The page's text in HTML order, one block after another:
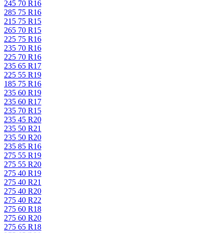
245 70 R16
285 75 R16
215 75 R15
265 70 R15
225 75 R16
235 70 R16
225 70 R16
235 65 R17
225 55 R19
185 75 R16
235 60 R19
235 60 R17
235 70 R15
235 45 R20
235 50 R21
235 50 R20
235 85 R16
275 55 R19
275 55 R20
275 40 R19
275 40 R21
275 40 R20
275 40 R22
275 60 R18
275 60 R20
275 65 R18